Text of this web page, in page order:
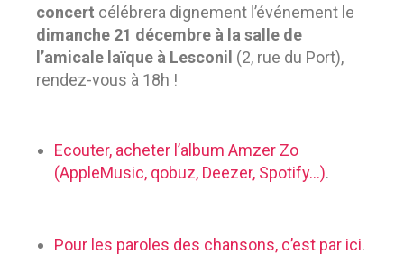
concert célébrera dignement l’événement le
dimanche 21 décembre à la salle de
l’amicale laïque à Lesconil (2, rue du Port),
rendez-vous à 18h !
Ecouter, acheter l’album Amzer Zo
(AppleMusic, qobuz, Deezer, Spotify…).
Pour les paroles des chansons, c’est par ici.